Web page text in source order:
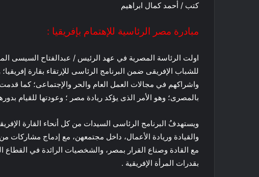
كتب / أحمد كمال ابراهيم
مبادرة مصر الرئاسية للإهتمام بإفريقيا :
اولت الرئاسة المصرية في عهد الرئيس / عبدالفتاح السيسى
للشباب الإفريقى ضمن البرنامج الرئاسى للإرتقاء بقارة
واشراكهم في مجالات العمل العام والحر والإجتماعى؛ كما
بالمصرى؛ وهو الأمر الذى يؤكد ريادة مصر ؛ وعودتها للقيام
ويستهدفُ البرنامج الرئاسى السيدات من كل أنحاء القارة
والقيادة وريادة الأعمال، داخل مجتمعهن، مع إدماج مشاركات من
مع القادة وصناع القرار بمصر، والشخصيات الرائدة في القطاع
بقدرات المرأة الإفريقية .